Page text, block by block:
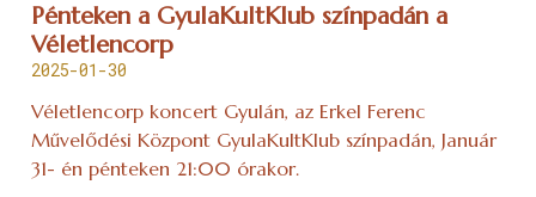
Pénteken a GyulaKultKlub színpadán a
Véletlencorp
2025-01-30
Véletlencorp koncert Gyulán, az Erkel Ferenc
Művelődési Központ GyulaKultKlub színpadán, Január
31- én pénteken 21:00 órakor.